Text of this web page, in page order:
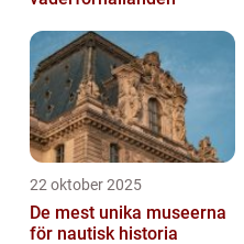
22 oktober 2025
De mest unika museerna
för nautisk historia